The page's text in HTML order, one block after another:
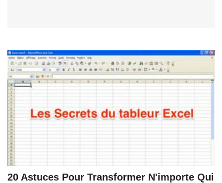
20 Astuces Pour Transformer N'importe Qui